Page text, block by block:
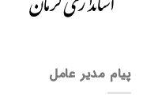
پیام مدیر عامل